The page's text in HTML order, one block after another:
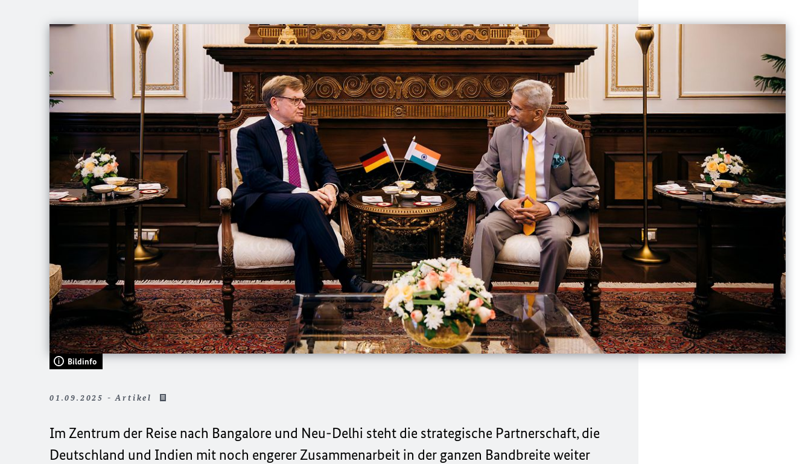
Bildinfo
01.09.2025 - Artikel
Im Zentrum der Reise nach Bangalore und Neu-Delhi steht die strategische Partnerschaft, die
Deutschland und Indien mit noch engerer Zusammenarbeit in der ganzen Bandbreite weiter